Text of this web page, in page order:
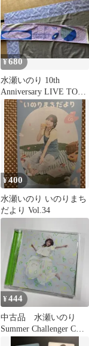
¥680
水瀬いのり 10th
Anniversary LIVE TOUR
マフラータオル
¥400
水瀬いのり いのりまち
だより Vol.34
¥444
中古品 水瀬いのり
Summer Challenger CD